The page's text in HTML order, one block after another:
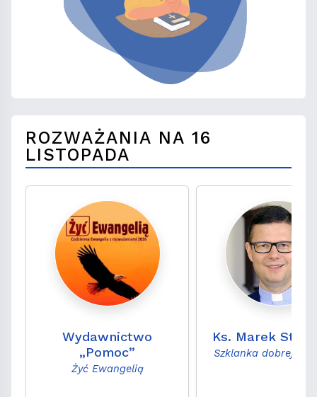
ROZWAŻANIA NA 16
LISTOPADA
Wydawnictwo
„Pomoc”
Żyć Ewangelią
Ks. Marek
Szklanka dobrej